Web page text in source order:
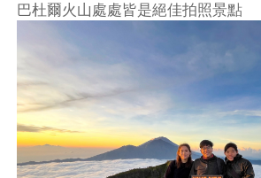
巴杜爾火山處處皆是絕佳拍照景點